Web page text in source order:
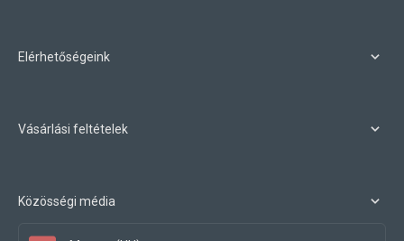
Elérhetőségeink
Vásárlási feltételek
Közösségi média